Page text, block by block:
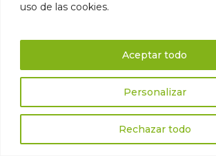
uso de las cookies.
Personalizar
Rechazar todo
Aceptar todo
Jeder Schritt wird belohnt und
Buchten entdecken, die wie aus
einer Postkarte aussehen, wie
oder Cala Pola, ideal, um
ihren kristallklaren
Gewässern mit Schnorchelbrille